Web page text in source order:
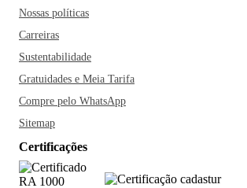
Nossas políticas
Carreiras
Sustentabilidade
Gratuidades e Meia Tarifa
Compre pelo WhatsApp
Sitemap
Certificações